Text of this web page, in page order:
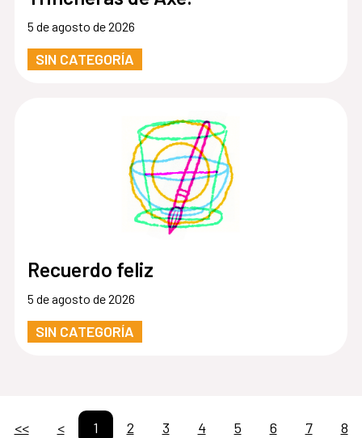
5 de agosto de 2026
SIN CATEGORÍA
Recuerdo feliz
5 de agosto de 2026
SIN CATEGORÍA
<< < 1 2 3 4 5 6 7
8